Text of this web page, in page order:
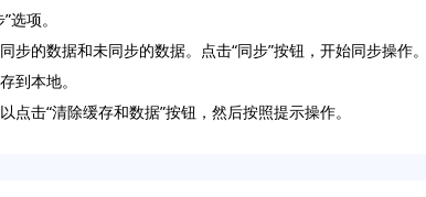
项。
的数据和未同步的数据。点击“同步”按钮，开始同步操作。
到本地。
击“清除缓存和数据”按钮，然后按照提示操作。